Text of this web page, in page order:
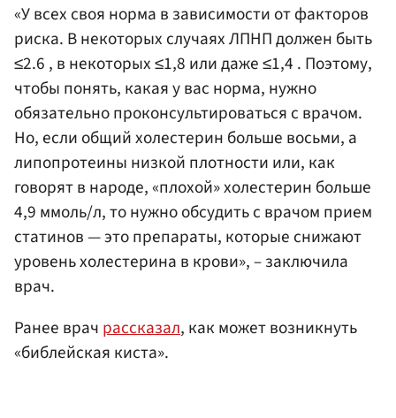
«У всех своя норма в зависимости от факторов
риска. В некоторых случаях ЛПНП должен быть
≤2.6 , в некоторых ≤1,8 или даже ≤1,4 . Поэтому,
чтобы понять, какая у вас норма, нужно
обязательно проконсультироваться с врачом.
Но, если общий холестерин больше восьми, а
липопротеины низкой плотности или, как
говорят в народе, «плохой» холестерин больше
4,9 ммоль/л, то нужно обсудить с врачом прием
статинов — это препараты, которые снижают
уровень холестерина в крови», – заключила
врач.
Ранее врач рассказал, как может возникнуть
«библейская киста».